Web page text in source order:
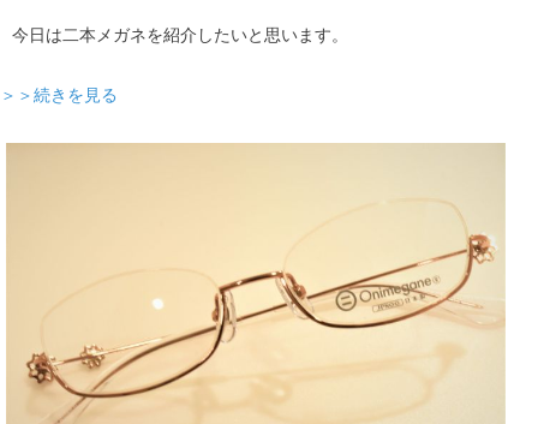
今日は二本メガネを紹介したいと思います。
＞＞続きを見る